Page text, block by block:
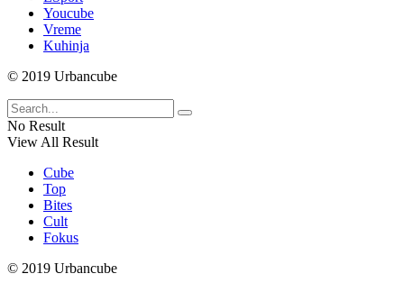
Youcube
Vreme
Kuhinja
© 2019 Urbancube
No Result
View All Result
Cube
Top
Bites
Cult
Fokus
© 2019 Urbancube